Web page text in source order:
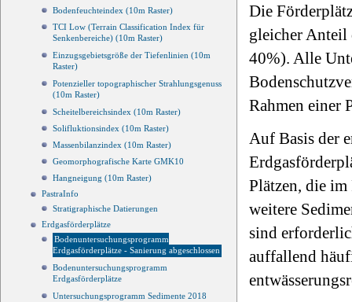
Bodenfeuchteindex (10m Raster)
TCI Low (Terrain Classification Index für
Senkenbereiche) (10m Raster)
Einzugsgebietsgröße der Tiefenlinien (10m
Raster)
Potenzieller topographischer Strahlungsgenuss
(10m Raster)
Scheitelbereichsindex (10m Raster)
Solifluktionsindex (10m Raster)
Massenbilanzindex (10m Raster)
Geomorphografische Karte GMK10
Hangneigung (10m Raster)
PastraInfo
Stratigraphische Datierungen
Erdgasförderplätze
Bodenuntersuchungsprogramm
Erdgasförderplätze - Sanierung abgeschlossen
Bodenuntersuchungsprogramm
Erdgasförderplätze
Untersuchungsprogramm Sedimente 2018
Die
gleicher Anteil
40%). Alle
Rahmen einer
Auf Basis der
Plätzen, die
weitere
sind
auffallend